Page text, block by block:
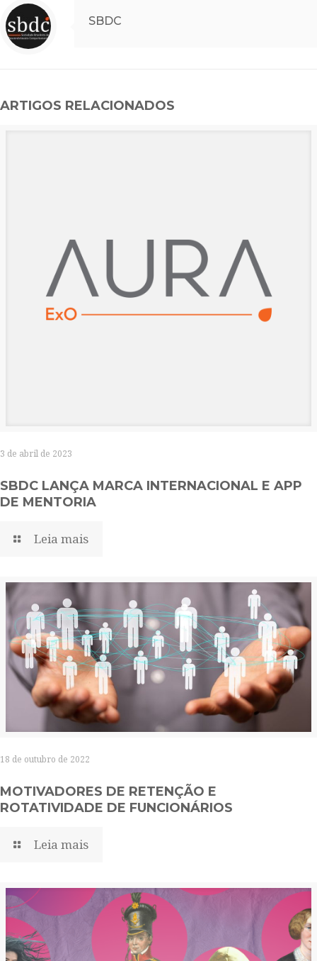
SBDC
ARTIGOS RELACIONADOS
3 de abril de 2023
SBDC LANÇA MARCA INTERNACIONAL E APP
DE MENTORIA
Leia mais
18 de outubro de 2022
MOTIVADORES DE RETENÇÃO E
ROTATIVIDADE DE FUNCIONÁRIOS
Leia mais